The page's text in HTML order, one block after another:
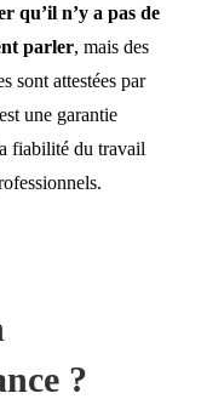
qu’il n’y a pas de
parler, mais des
sont attestées par
une garantie
fiabilité du travail
?